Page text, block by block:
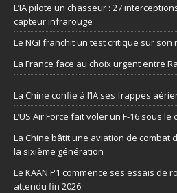
L’IA pilote un chasseur : 27
capteur infrarouge
Le NGI franchit un test critique sur
La France face au choix urgent entre
La Chine confie à l’IA ses frappes
L’US Air Force fait voler un F-16 sous le
La Chine bâtit une aviation de combat
la sixième génération
Le KAAN P1 commence ses essais de
attendu fin 2026